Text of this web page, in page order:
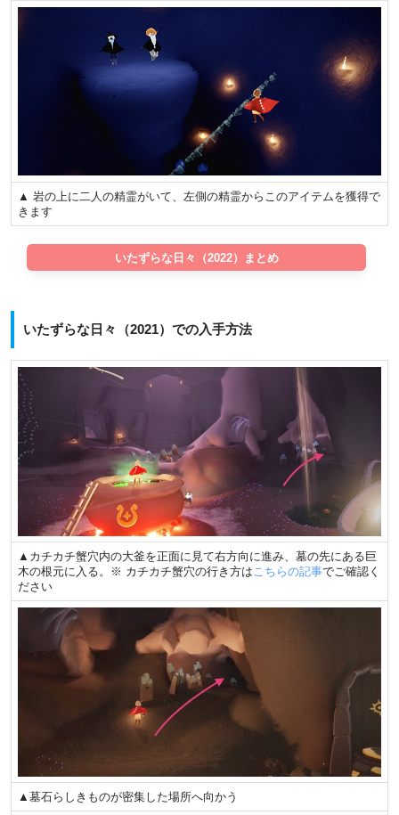
▲ 岩の上に二人の精霊がいて、左側の精霊からこのアイテムを獲得で
きます
いたずらな日々（2022）まとめ
いたずらな日々（2021）での入手方法
▲カチカチ蟹穴内の大釜を正面に見て右方向に進み、墓の先にある巨
木の根元に入る。※ カチカチ蟹穴の行き方はこちらの記事でご確認く
ださい
▲墓石らしきものが密集した場所へ向かう